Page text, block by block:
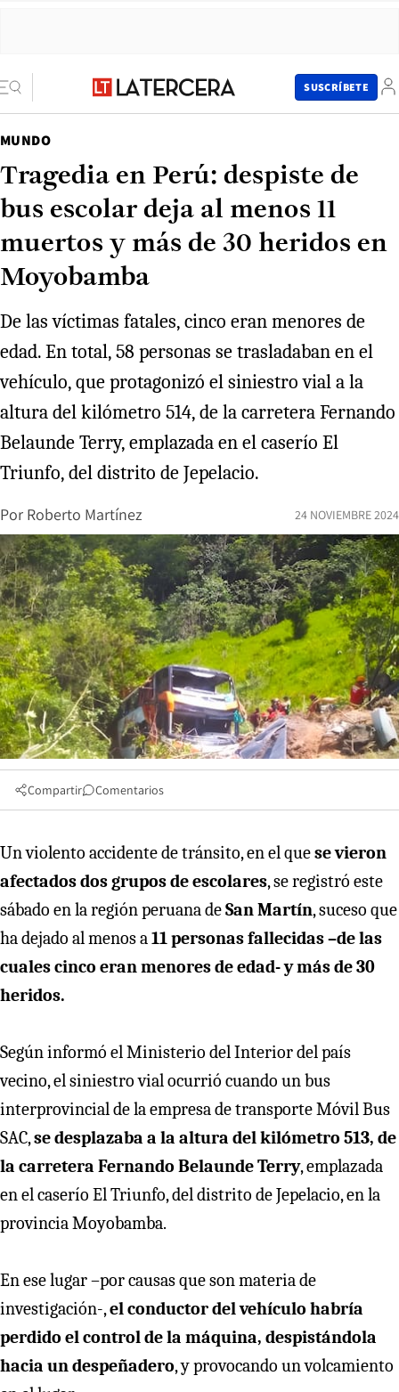
SUSCRÍBETE
MUNDO
Tragedia en Perú: despiste de
bus escolar deja al menos 11
muertos y más de 30 heridos en
Moyobamba
De las víctimas fatales, cinco eran menores de
edad. En total, 58 personas se trasladaban en el
vehículo, que protagonizó el siniestro vial a la
altura del kilómetro 514, de la carretera Fernando
Belaunde Terry, emplazada en el caserío El
Triunfo, del distrito de Jepelacio.
Por Roberto Martínez 24 NOVIEMBRE 2024
Compartir Comentarios
Un violento accidente de tránsito, en el quese vieron
afectados dos grupos de escolares, se registró este
sábado en la región peruana deSan Martín, suceso que
ha dejado al menos a11 personas fallecidas –de las
cuales cinco eran menores de edad- y más de 30
heridos.
Según informó el Ministerio del Interior del país
vecino, el siniestro vial ocurrió cuando un bus
interprovincial de la empresa de transporte Móvil Bus
SAC,se desplazaba a la altura del kilómetro 513, de
la carretera Fernando Belaunde Terry, emplazada
en el caserío El Triunfo, del distrito de Jepelacio, en la
provincia Moyobamba.
En ese lugar –por causas que son materia de
investigación-,el conductor del vehículo habría
perdido el control de la máquina, despistándola
hacia un despeñadero, y provocando un volcamiento